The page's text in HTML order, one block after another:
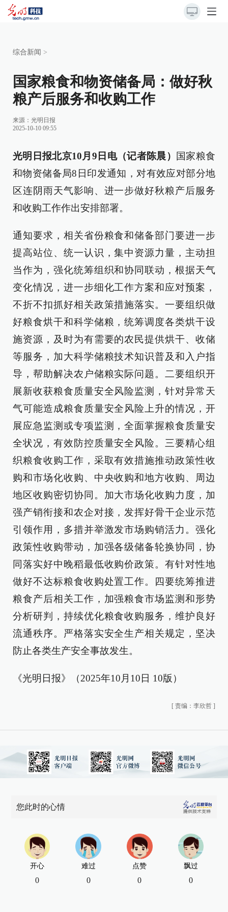
综合新闻 >
国家粮食和物资储备局：做好秋
粮产后服务和收购工作
来源： 光明日报
2025-10-10 09:55
光明日报北京10月9日电（记者陈晨）
国家粮食
和物资储备局8日印发通知，对有效应对部分地
区连阴雨天气影响、进一步做好秋粮产后服务
和收购工作作出安排部署。
通知要求，相关省份粮食和储备部门要进一步
提高站位、统一认识，集中资源力量，主动担
当作为，强化统筹组织和协同联动，根据天气
变化情况，进一步细化工作方案和应对预案，
不折不扣抓好相关政策措施落实。一要组织做
好粮食烘干和科学储粮，统筹调度各类烘干设
施资源，及时为有需要的农民提供烘干、收储
等服务，加大科学储粮技术知识普及和入户指
导，帮助解决农户储粮实际问题。二要组织开
展新收获粮食质量安全风险监测，针对异常天
气可能造成粮食质量安全风险上升的情况，开
展应急监测或专项监测，全面掌握粮食质量安
全状况，有效防控质量安全风险。三要精心组
织粮食收购工作，采取有效措施推动政策性收
购和市场化收购、中央收购和地方收购、周边
地区收购密切协同。加大市场化收购力度，加
强产销衔接和农企对接，发挥好骨干企业示范
引领作用，多措并举激发市场购销活力。强化
政策性收购带动，加强各级储备轮换协同，协
同落实好中晚稻最低收购价政策。有针对性地
做好不达标粮食收购处置工作。四要统筹推进
粮食产后相关工作，加强粮食市场监测和形势
分析研判，持续优化粮食收购服务，维护良好
流通秩序。严格落实安全生产相关规定，坚决
防止各类生产安全事故发生。
《光明日报》（2025年10月10日 10版）
[ 责编：李欣哲 ]
您此时的心情
开心
0
难过
0
点赞
0
飘过
0